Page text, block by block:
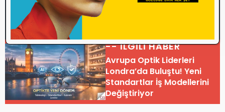
yöntemi değil, aynı zamanda markanın değerini ve tüketicinin
haklarını koruyan en güçlü araç olacak.
-- İLGİLİ HABER
Avrupa Optik Liderleri
Londra’da Buluştu! Yeni
Standartlar İş Modellerini
Değiştiriyor